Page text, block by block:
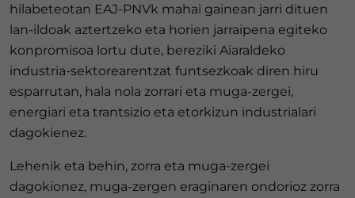
hilabeteotan EAJ-PNVk mahai gainean jarri dituen
lan-ildoak aztertzeko eta horien jarraipena egiteko
konpromisoa lortu dute, bereziki Aiaraldeko
industria-sektorearentzat funtsezkoak diren hiru
esparrutan, hala nola zorrari eta muga-zergei,
energiari eta trantsizio eta etorkizun industrialari
dagokienez.
Lehenik eta behin, zorra eta muga-zergei
dagokionez, muga-zergen eraginaren ondorioz zorra